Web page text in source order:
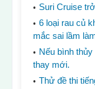
Suri Cruise
6 loại rau củ
mắc sai lầm
Nếu bình
thay mới.
Thử đề thi